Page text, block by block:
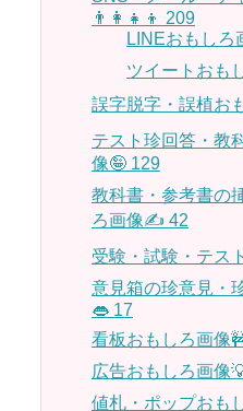
👨‍👩‍👧‍👦 209
LINEおもしろ
ツイートおも
誤字脱字・誤植お
テスト珍回答・教
像🤪 129
教科書・参考書の
ろ画像✍️ 42
受験・試験・テス
意見箱の珍意見・
👄 17
看板おもしろ画像
広告おもしろ画像
値札・ポップおも